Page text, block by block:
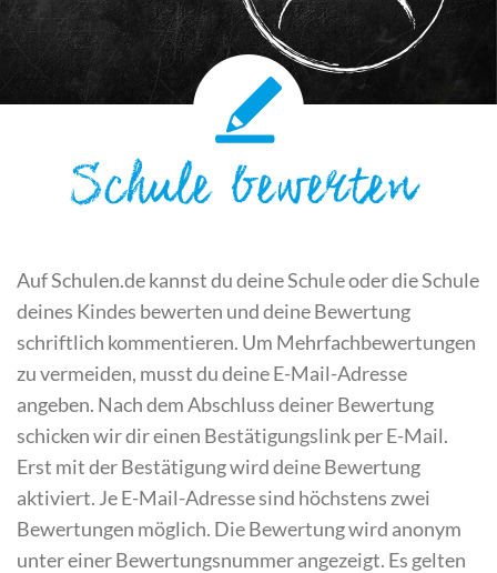
Schule bewerten
Auf Schulen.de kannst du deine Schule oder die Schule
deines Kindes bewerten und deine Bewertung
schriftlich kommentieren. Um Mehrfachbewertungen
zu vermeiden, musst du deine E-Mail-Adresse
angeben. Nach dem Abschluss deiner Bewertung
schicken wir dir einen Bestätigungslink per E-Mail.
Erst mit der Bestätigung wird deine Bewertung
aktiviert. Je E-Mail-Adresse sind höchstens zwei
Bewertungen möglich. Die Bewertung wird anonym
unter einer Bewertungsnummer angezeigt. Es gelten